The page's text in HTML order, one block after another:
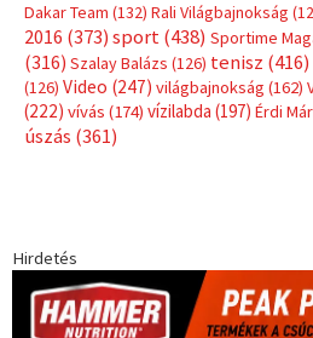
Dakar Team (132) Rali Világbajnokság
2016 (373) sport(438) Sportime
(316) Szalay Balázs (126) tenisz (416)
(126) Video (247) világbajnokság (162)
(222) vívás (174) vízilabda (197) Érdi
úszás (361)
Hirdetés